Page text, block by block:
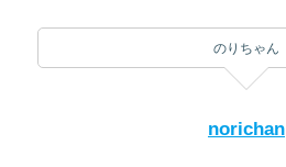
のりちゃん
norichan